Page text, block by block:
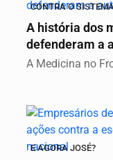
CONTRA O
A história dos
defenderam a
A Medicina no
E AGORA JOSÉ?